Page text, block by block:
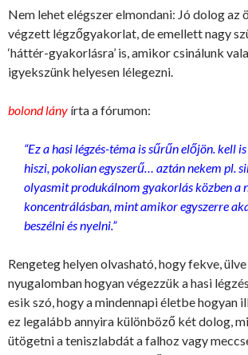
Nem lehet elégszer elmondani: Jó dolog az
végzett légzőgyakorlat, de emellett nagy
‘háttér-gyakorlásra’ is, amikor csinálunk
igyekszünk helyesen lélegezni.
bolond lány írta a fórumon:
“Ez a hasi légzés-téma is sűrűn előjön. kell
hiszi, pokolian egyszerű… aztán nekem pl.
olyasmit produkálnom gyakorlás közben a
koncentrálásban, mint amikor egyszerre
beszélni és nyelni.”
Rengeteg helyen olvasható, hogy fekve,
nyugalomban hogyan végezzük a hasi
esik szó, hogy a mindennapi életbe hogyan
ez legalább annyira különböző két dolog,
ütögetni a teniszlabdát a falhoz vagy